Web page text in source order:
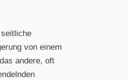
von einem
andere, oft